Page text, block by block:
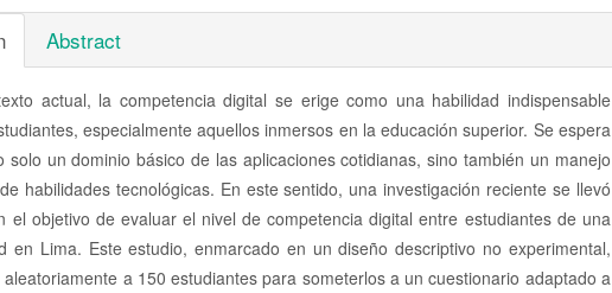
Abstract
actual, la competencia digital se erige como una habilidad indispensable
especialmente aquellos inmersos en la educación superior. Se espera
solo un dominio básico de las aplicaciones cotidianas, sino también un manejo
habilidades tecnológicas. En este sentido, una investigación reciente se llevó
el objetivo de evaluar el nivel de competencia digital entre estudiantes de una
en Lima. Este estudio, enmarcado en un diseño descriptivo no experimental,
aleatoriamente a 150 estudiantes para someterlos a un cuestionario adaptado a